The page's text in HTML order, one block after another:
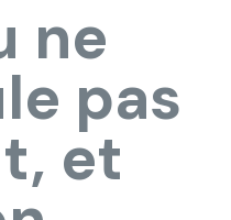
ne
pas
et